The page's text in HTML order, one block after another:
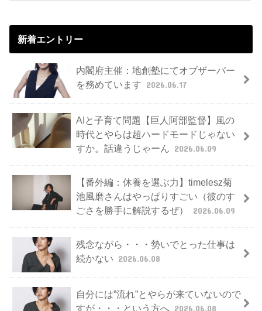
新着エントリー
内閣府主催：地創塾にてオブザーバー
を務めています 2026.06.17
AIと子育て問題【巨人阿部監督】風の
時代とやらは超ハードモードじゃない
すか。話違うじゃーん 2026.06.09
【番外編：休養を選ぶ力】timelesz菊
池風磨さんはやっぱりすごい（彼のす
ごさを勝手に解説するぜ）
2026.06.09
残念ながら・・・勢いでとった仕事は
続かない 2026.06.08
自分には”流れ”とやらが来ていないので
すが・・・という方へ 2026.06.08